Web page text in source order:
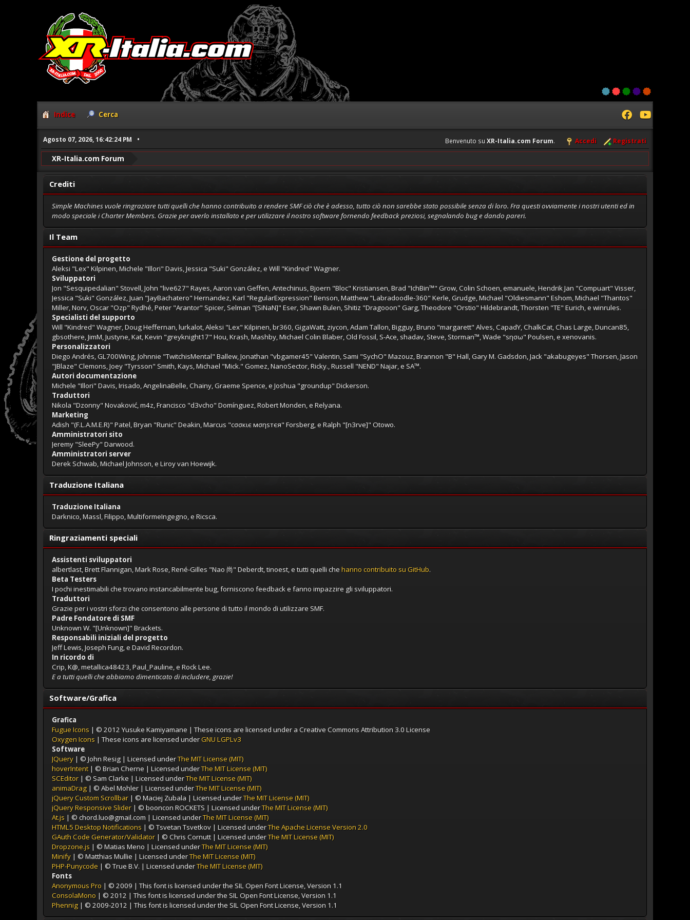
Indice Cerca
Agosto 07, 2026, 16:42:24 PM Benvenuto su XR-Italia.com Forum. Accedi Registrati
XR-Italia.com Forum
Crediti
Simple Machines vuole ringraziare tutti quelli che hanno contribuito a rendere SMF ciò che è adesso, tutto ciò non sarebbe stato possibile senza di loro. Fra questi ovviamente i nostri utenti ed in
modo speciale i Charter Members. Grazie per averlo installato e per utilizzare il nostro software fornendo feedback preziosi, segnalando bug e dando pareri.
Il Team
Gestione del progetto
Aleksi "Lex" Kilpinen, Michele "Illori" Davis, Jessica "Suki" González, e Will "Kindred" Wagner.
Sviluppatori
Jon "Sesquipedalian" Stovell, John "live627" Rayes, Aaron van Geffen, Antechinus, Bjoern "Bloc" Kristiansen, Brad "IchBin™" Grow, Colin Schoen, emanuele, Hendrik Jan "Compuart" Visser,
Jessica "Suki" González, Juan "JayBachatero" Hernandez, Karl "RegularExpression" Benson, Matthew "Labradoodle-360" Kerle, Grudge, Michael "Oldiesmann" Eshom, Michael "Thantos"
Miller, Norv, Oscar "Ozp" Rydhé, Peter "Arantor" Spicer, Selman "[SiNaN]" Eser, Shawn Bulen, Shitiz "Dragooon" Garg, Theodore "Orstio" Hildebrandt, Thorsten "TE" Eurich, e winrules.
Specialisti del supporto
Will "Kindred" Wagner, Doug Heffernan, lurkalot, Aleksi "Lex" Kilpinen, br360, GigaWatt, ziycon, Adam Tallon, Bigguy, Bruno "margarett" Alves, CapadY, ChalkCat, Chas Large, Duncan85,
gbsothere, JimM, Justyne, Kat, Kevin "greyknight17" Hou, Krash, Mashby, Michael Colin Blaber, Old Fossil, S-Ace, shadav, Steve, Storman™, Wade "sησω" Poulsen, e xenovanis.
Personalizzatori
Diego Andrés, GL700Wing, Johnnie "TwitchisMental" Ballew, Jonathan "vbgamer45" Valentin, Sami "SychO" Mazouz, Brannon "B" Hall, Gary M. Gadsdon, Jack "akabugeyes" Thorsen, Jason
"JBlaze" Clemons, Joey "Tyrsson" Smith, Kays, Michael "Mick." Gomez, NanoSector, Ricky., Russell "NEND" Najar, e SA™.
Autori documentazione
Michele "Illori" Davis, Irisado, AngelinaBelle, Chainy, Graeme Spence, e Joshua "groundup" Dickerson.
Traduttori
Nikola "Dzonny" Novaković, m4z, Francisco "d3vcho" Domínguez, Robert Monden, e Relyana.
Marketing
Adish "(F.L.A.M.E.R)" Patel, Bryan "Runic" Deakin, Marcus "cσσкιє мσηѕтєя" Forsberg, e Ralph "[n3rve]" Otowo.
Amministratori sito
Jeremy "SleePy" Darwood.
Amministratori server
Derek Schwab, Michael Johnson, e Liroy van Hoewijk.
Traduzione Italiana
Traduzione Italiana
Darknico, Massl, Filippo, MultiformeIngegno, e Ricsca.
Ringraziamenti speciali
Assistenti sviluppatori
albertlast, Brett Flannigan, Mark Rose, René-Gilles "Nao 尚" Deberdt, tinoest, e tutti quelli che hanno contribuito su GitHub.
Beta Testers
I pochi inestimabili che trovano instancabilmente bug, forniscono feedback e fanno impazzire gli sviluppatori.
Traduttori
Grazie per i vostri sforzi che consentono alle persone di tutto il mondo di utilizzare SMF.
Padre Fondatore di SMF
Unknown W. "[Unknown]" Brackets.
Responsabili iniziali del progetto
Jeff Lewis, Joseph Fung, e David Recordon.
In ricordo di
Crip, K@, metallica48423, Paul_Pauline, e Rock Lee.
E a tutti quelli che abbiamo dimenticato di includere, grazie!
Software/Grafica
Grafica
Fugue Icons | © 2012 Yusuke Kamiyamane | These icons are licensed under a Creative Commons Attribution 3.0 License
Oxygen Icons | These icons are licensed underGNU LGPLv3
Software
JQuery | © John Resig | Licensed underThe MIT License (MIT)
hoverIntent| © Brian Cherne | Licensed underThe MIT License (MIT)
SCEditor| © Sam Clarke | Licensed underThe MIT License (MIT)
animaDrag| © Abel Mohler | Licensed underThe MIT License (MIT)
jQuery Custom Scrollbar| © Maciej Zubala | Licensed underThe MIT License (MIT)
jQuery Responsive Slider| © booncon ROCKETS | Licensed underThe MIT License (MIT)
At.js | © chord.luo@gmail.com | Licensed underThe MIT License (MIT)
HTML5 Desktop Notifications | © Tsvetan Tsvetkov | Licensed underThe Apache License Version 2.0
GAuth Code Generator/Validator| © Chris Cornutt | Licensed underThe MIT License (MIT)
Dropzone.js | © Matias Meno | Licensed underThe MIT License (MIT)
Minify | © Matthias Mullie | Licensed underThe MIT License (MIT)
PHP-Punycode | © True B.V. | Licensed underThe MIT License (MIT)
Fonts
Anonymous Pro | © 2009 | This font is licensed under the SIL Open Font License, Version 1.1
ConsolaMono | © 2012 | This font is licensed under the SIL Open Font License, Version 1.1
Phennig| © 2009-2012 | This font is licensed under the SIL Open Font License, Version 1.1